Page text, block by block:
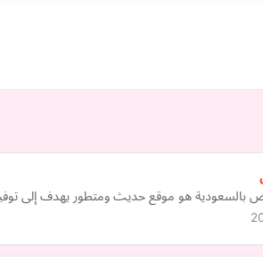
هو موقع حديث ومتطور يهدف إلى توفير